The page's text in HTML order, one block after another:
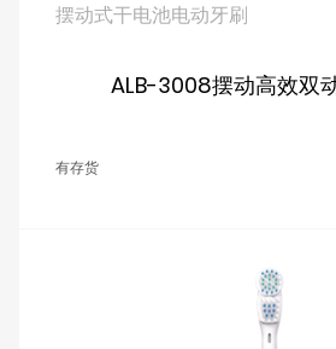
摆动式干电池电动牙刷
ALB-3008摆动高效双
有存货